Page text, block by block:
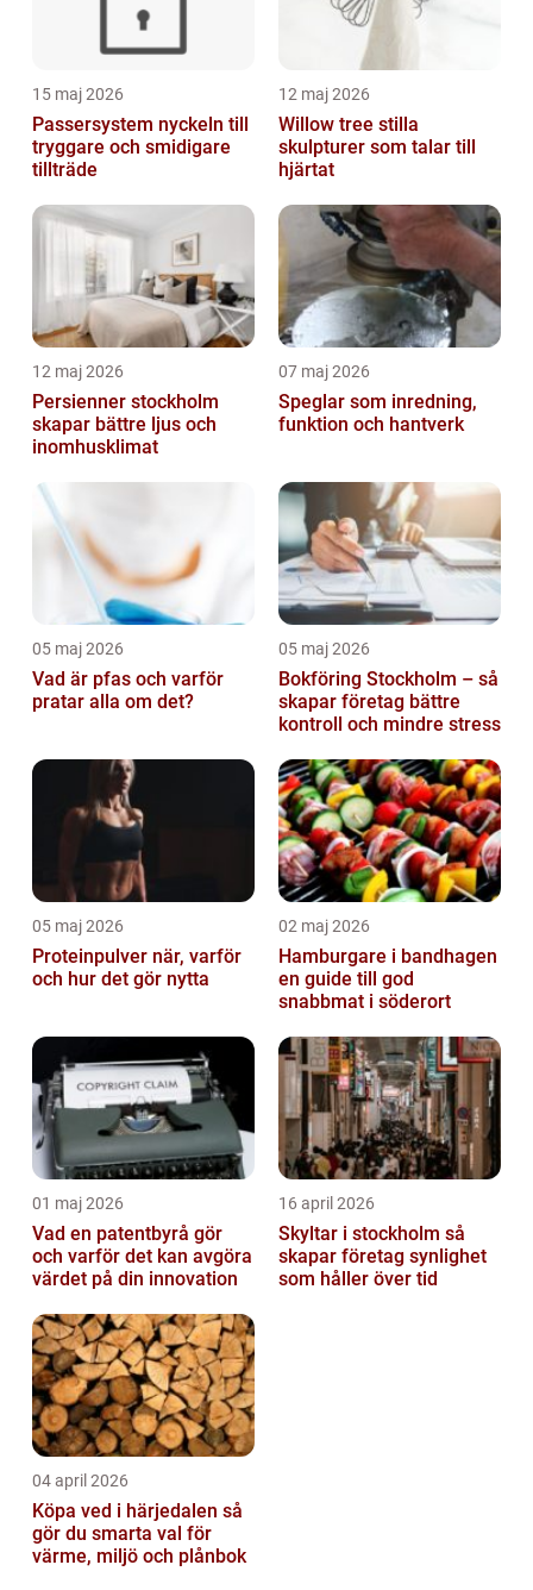
15 maj 2026
Passersystem nyckeln till
tryggare och smidigare
tillträde
12 maj 2026
Willow tree stilla
skulpturer som talar till
hjärtat
12 maj 2026
Persienner stockholm
skapar bättre ljus och
inomhusklimat
07 maj 2026
Speglar som inredning,
funktion och hantverk
05 maj 2026
Vad är pfas och varför
pratar alla om det?
05 maj 2026
Bokföring Stockholm – så
skapar företag bättre
kontroll och mindre stress
05 maj 2026
Proteinpulver när, varför
och hur det gör nytta
02 maj 2026
Hamburgare i bandhagen
en guide till god
snabbmat i söderort
01 maj 2026
Vad en patentbyrå gör
och varför det kan avgöra
värdet på din innovation
16 april 2026
Skyltar i stockholm så
skapar företag synlighet
som håller över tid
04 april 2026
Köpa ved i härjedalen så
gör du smarta val för
värme, miljö och plånbok